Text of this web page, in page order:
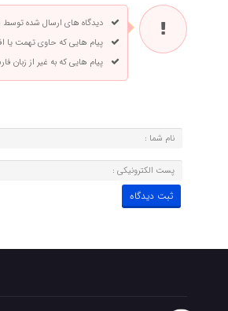
دیدگاه های ارسال شده
پیام هایی که حاوی تهمت یا
پیام هایی که به غیر از زبان